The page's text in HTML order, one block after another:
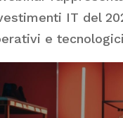
IT del
e